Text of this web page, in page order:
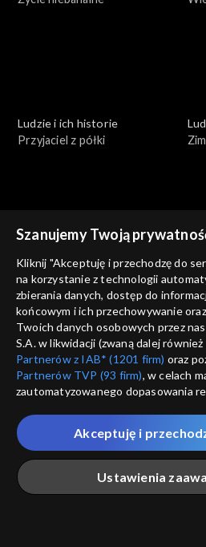
Ludzie i ich historie
Przyjaciel z półki
Ludzie i ich historie
Gdy mowa polska znaczyła
przetrwanie
Pojanie
Szanujemy Twoją
Kliknij "Akceptuję i przechodzę do
na korzystanie z technologii
zbierania danych, dostęp do
końcowym i ich przechowywanie
Twoich danych osobowych przez
S.A. w likwidacji (zwaną dalej również
Partnerów z IAB* (1201 firm) oraz
Partnerów TVP (93 firm), w celach
zautomatyzowanego dopasowania
które wskazujemy poniżej, a także
przez nas identyfikatora PPID do
Twoje dane osobowe zbierane
Ciebie naszych
poszczególnych
„Portalem”, w tym informacje
Ustawienia
Akceptuję i